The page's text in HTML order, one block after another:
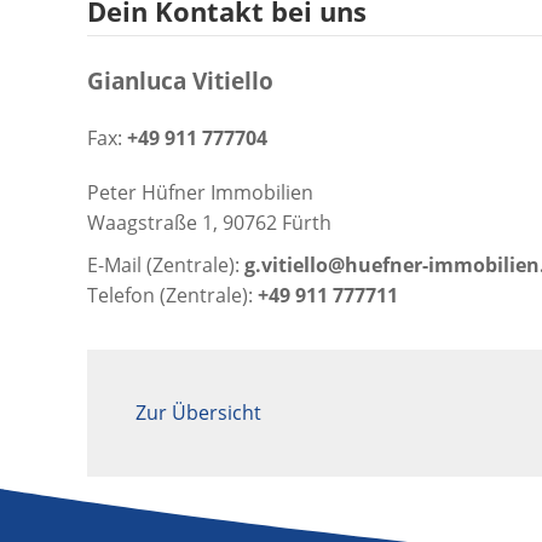
Dein Kontakt bei uns
Gianluca Vitiello
Fax: +49 911 777704
Peter Hüfner Immobilien
Waagstraße 1, 90762 Fürth
E-Mail (Zentrale): g.vitiello@huefner-
Telefon (Zentrale): +49 911 777711
Zur Übersicht